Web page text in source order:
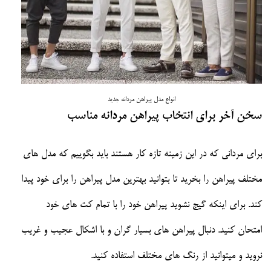
انواع مدل پیراهن مردانه جدید
سخن آخر برای انتخاب پیراهن مردانه مناسب
برای مردانی که در این زمینه تازه کار هستند باید بگوییم که مدل های
مختلف پیراهن را بخرید تا بتوانید بهترین مدل پیراهن را برای خود پیدا
کند. برای اینکه گیج نشوید پیراهن خود را با تمام کت های خود
امتحان کنید. دنبال پیراهن های بسیار گران و با اشکال عجیب و غریب
نروید و میتوانید از رنگ های مختلف استفاده کنید.